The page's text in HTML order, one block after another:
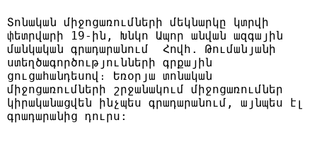
Տոնական միջոցառումների մեկնարկը կտրվի
փետրվարի 19-ին, Խնկո Ապոր անվան ազգային
մանկական գրադարանում  Հովհ. Թումանյանի
ստեղծագործությունների գրքային
ցուցահանդեսով։ Եռօրյա տոնական
միջոցառումների շրջանակում միջոցառումներ
կիրականացվեն ինչպես գրադարանում, այնպես էլ
գրադարանից դուրս: